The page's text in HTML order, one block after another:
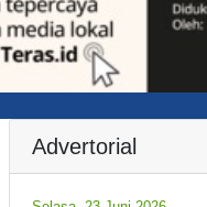
Advertorial